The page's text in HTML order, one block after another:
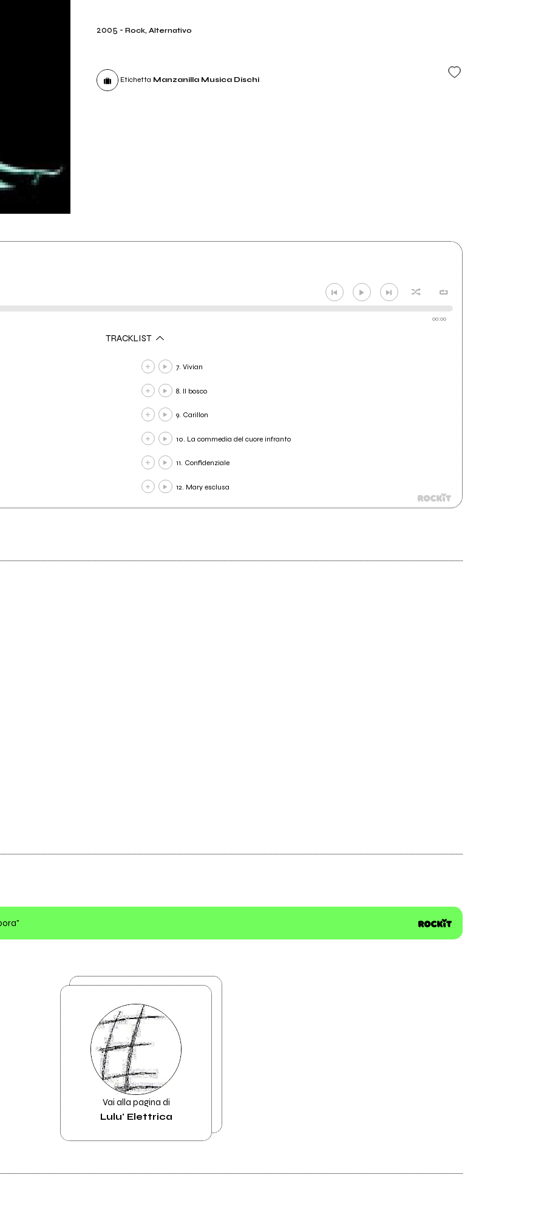
2005 -Rock, Alternativo
Etichetta Manzanilla Musica Dischi
00:00
TRACKLIST
7. Vivian
8. Il bosco
9. Carillon
10. La commedia del cuore infranto
11. Confidenziale
12. Mary esclusa
Vai alla pagina di
Lulu' Elettrica